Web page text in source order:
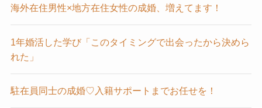
海外在住男性×地方在住女性の成婚、増えてます！
1年婚活した学び「このタイミングで出会ったから決めら
れた」
駐在員同士の成婚♡入籍サポートまでお任せを！